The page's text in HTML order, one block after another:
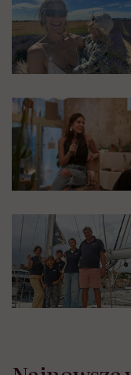
Małgorzata
wzmacnia ciało,
redukuje stres,
Korzyści
jest niezwykle
ekspertów
być aktywnym
Agata
wymienić
jednym tchem.
przekładał się na
powinien być